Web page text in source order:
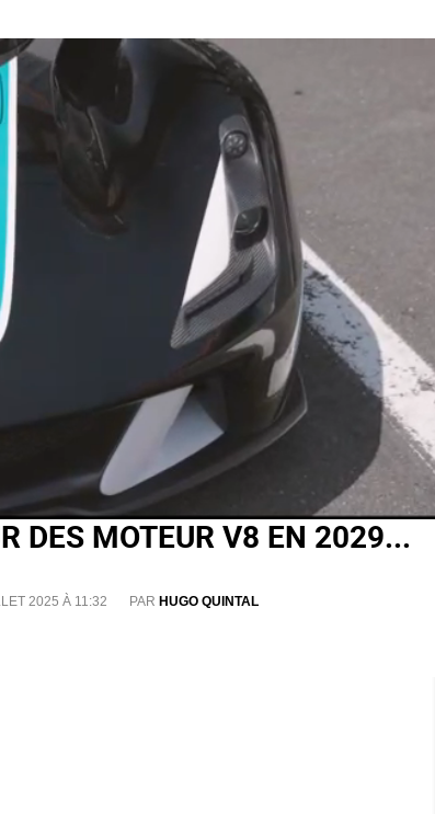
DES MOTEUR V8 EN 2029...
2025 À 11:32 PAR HUGO QUINTAL